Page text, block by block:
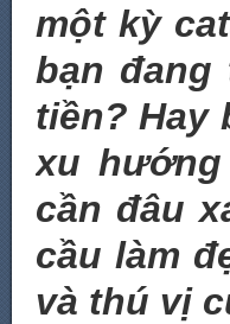
một kỳ
bạn
tiền? Hay
xu
cần đâu
cầu làm
và thú vị